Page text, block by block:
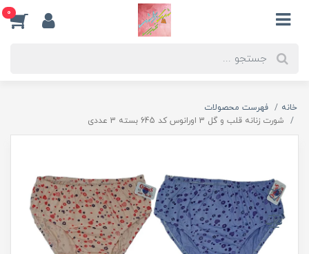
0
خانه
فهرست محصولات
شورت زنانه قلب و گل 3 اورانوس کد 645 بسته 3 عددی